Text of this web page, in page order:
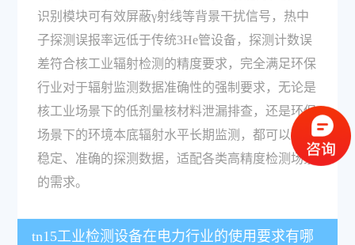
识别模块可有效屏蔽γ射线等背景干扰信号，热中
子探测误报率远低于传统3He管设备，探测计数误
差符合核工业辐射检测的精度要求，完全满足环保
行业对于辐射监测数据准确性的强制要求，无论是
核工业场景下的低剂量核材料泄漏排查，还是环保
场景下的环境本底辐射水平长期监测，都可以输出
稳定、准确的探测数据，适配各类高精度检测场景
的需求。
tn15工业检测设备在电力行业的使用要求有哪